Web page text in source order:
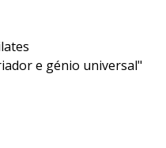
e génio universal"